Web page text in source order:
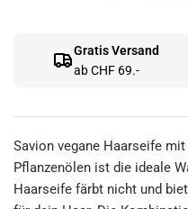
Gratis Versand
ab CHF 69.-
Savion vegane Haarseife
Pflanzenölen ist die ideale
Haarseife färbt nicht und